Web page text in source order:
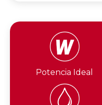
Potencia Ideal